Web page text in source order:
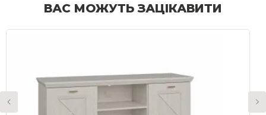
ВАС МОЖУТЬ ЗАЦІКАВИТИ